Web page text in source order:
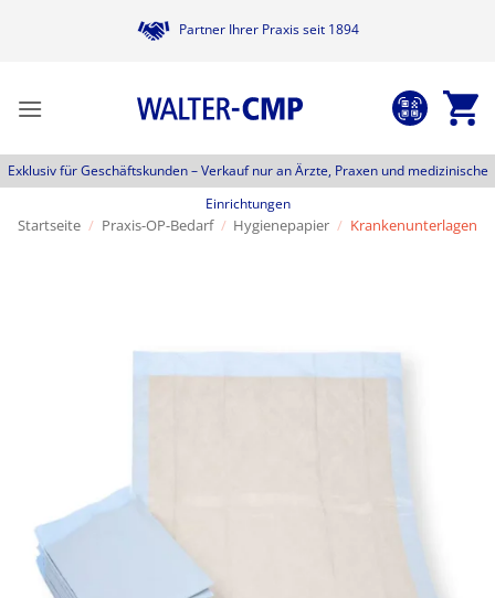
Partner Ihrer Praxis seit 1894
Exklusiv für Geschäftskunden –Verkauf nur an Ärzte, Praxen und medizinische
Einrichtungen
Startseite / Praxis-OP-Bedarf / Hygienepapier / Krankenunterlagen